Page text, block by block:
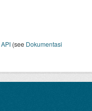
API (see Dokumentasi